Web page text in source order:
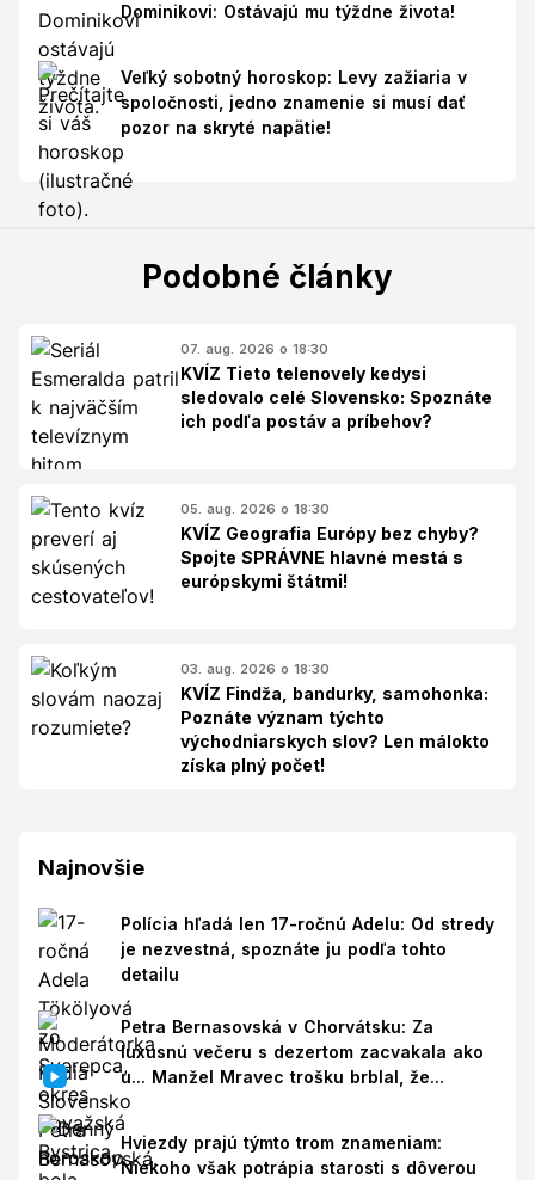
Dominikovi: Ostávajú mu týždne života!
Veľký sobotný horoskop: Levy zažiaria v
spoločnosti, jedno znamenie si musí dať
pozor na skryté napätie!
Podobné články
07. aug. 2026 o 18:30
KVÍZ Tieto telenovely kedysi
sledovalo celé Slovensko: Spoznáte
ich podľa postáv a príbehov?
05. aug. 2026 o 18:30
KVÍZ Geografia Európy bez chyby?
Spojte SPRÁVNE hlavné mestá s
európskymi štátmi!
03. aug. 2026 o 18:30
KVÍZ Findža, bandurky, samohonka:
Poznáte význam týchto
východniarskych slov? Len málokto
získa plný počet!
Najnovšie
Polícia hľadá len 17-ročnú Adelu: Od stredy
je nezvestná, spoznáte ju podľa tohto
detailu
Petra Bernasovská v Chorvátsku: Za
luxusnú večeru s dezertom zacvakala ako
u... Manžel Mravec trošku brblal, že...
Hviezdy prajú týmto trom znameniam:
Niekoho však potrápia starosti s dôverou